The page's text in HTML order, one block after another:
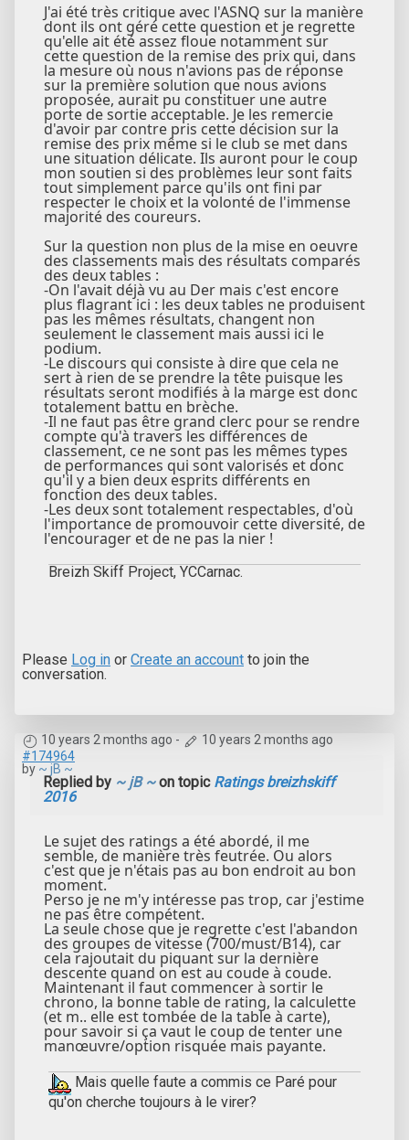
J'ai été très critique avec l'ASNQ sur la manière
dont ils ont géré cette question et je regrette
qu'elle ait été assez floue notamment sur
cette question de la remise des prix qui, dans
la mesure où nous n'avions pas de réponse
sur la première solution que nous avions
proposée, aurait pu constituer une autre
porte de sortie acceptable. Je les remercie
d'avoir par contre pris cette décision sur la
remise des prix même si le club se met dans
une situation délicate. Ils auront pour le coup
mon soutien si des problèmes leur sont faits
tout simplement parce qu'ils ont fini par
respecter le choix et la volonté de l'immense
majorité des coureurs.
Sur la question non plus de la mise en oeuvre
des classements mais des résultats comparés
des deux tables :
-On l'avait déjà vu au Der mais c'est encore
plus flagrant ici : les deux tables ne produisent
pas les mêmes résultats, changent non
seulement le classement mais aussi ici le
podium.
-Le discours qui consiste à dire que cela ne
sert à rien de se prendre la tête puisque les
résultats seront modifiés à la marge est donc
totalement battu en brèche.
-Il ne faut pas être grand clerc pour se rendre
compte qu'à travers les différences de
classement, ce ne sont pas les mêmes types
de performances qui sont valorisés et donc
qu'il y a bien deux esprits différents en
fonction des deux tables.
-Les deux sont totalement respectables, d'où
l'importance de promouvoir cette diversité, de
l'encourager et de ne pas la nier !
Breizh Skiff Project, YCCarnac.
Please Log in or Create an account to join the
conversation.
10 years 2 months ago -
10 years 2 months ago
#174964
by ~ jB ~
Replied by ~ jB ~on topic Ratings breizhskiff
2016
Le sujet des ratings a été abordé, il me
semble, de manière très feutrée. Ou alors
c'est que je n'étais pas au bon endroit au bon
moment.
Perso je ne m'y intéresse pas trop, car j'estime
ne pas être compétent.
La seule chose que je regrette c'est l'abandon
des groupes de vitesse (700/must/B14), car
cela rajoutait du piquant sur la dernière
descente quand on est au coude à coude.
Maintenant il faut commencer à sortir le
chrono, la bonne table de rating, la calculette
(et m.. elle est tombée de la table à carte),
pour savoir si ça vaut le coup de tenter une
manœuvre/option risquée mais payante.
Mais quelle faute a commis ce Paré pour
qu'on cherche toujours à le virer?